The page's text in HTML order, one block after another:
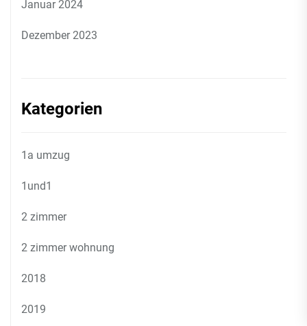
Januar 2024
Dezember 2023
Kategorien
1a umzug
1und1
2 zimmer
2 zimmer wohnung
2018
2019